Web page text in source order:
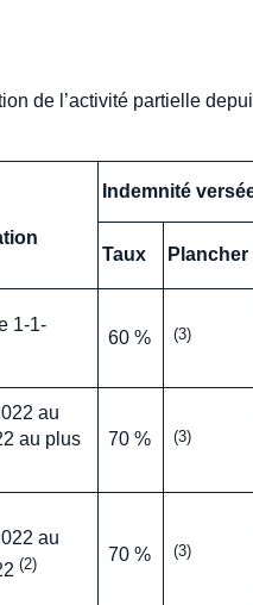
de l’activité partielle
Indemnité
Taux Plancher
1-1-
60 % (3)
au
au plus
70 % (3)
au
(2) 70 % (3)